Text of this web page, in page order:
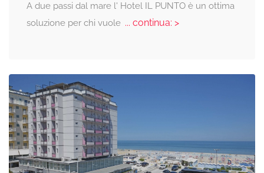
A due passi dal mare l' Hotel IL PUNTO è un ottima
soluzione per chi vuole... continua: >